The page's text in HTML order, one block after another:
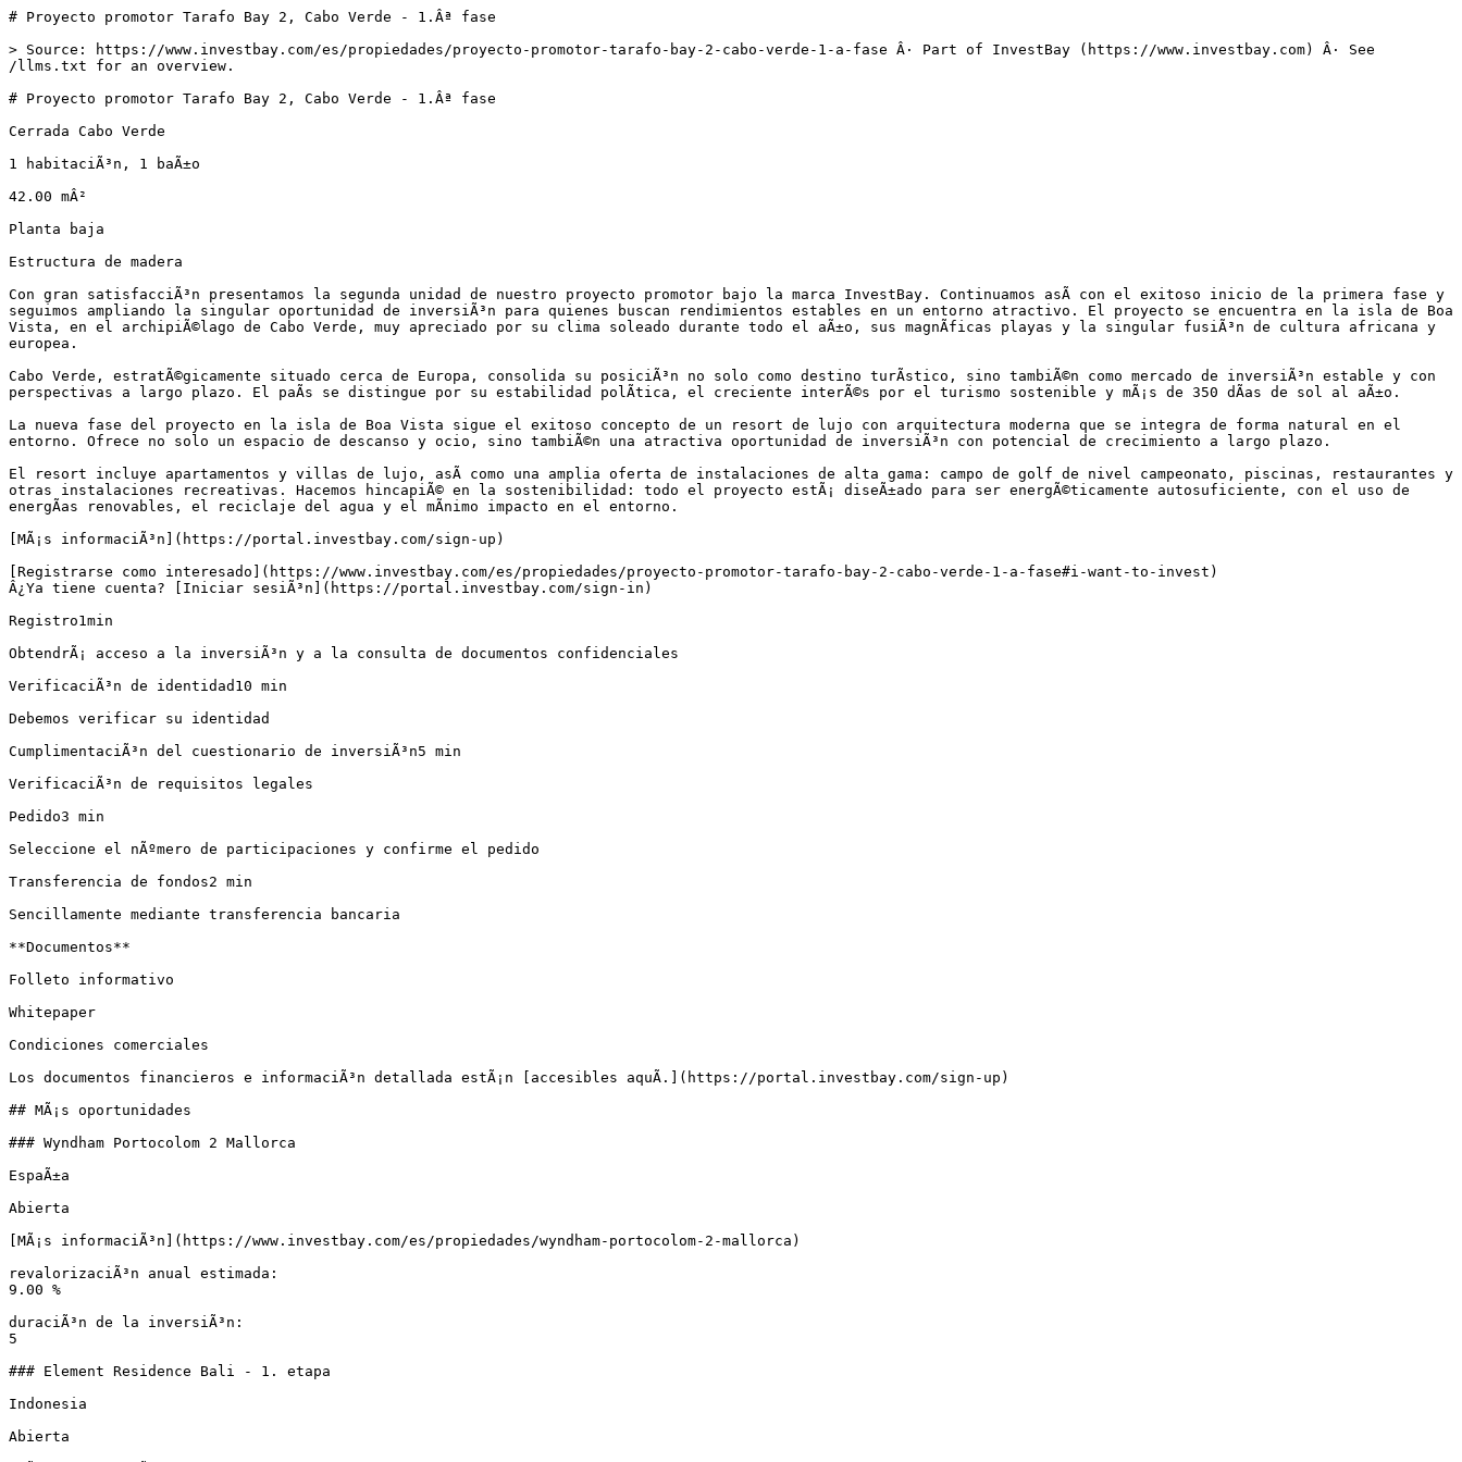
# Proyecto promotor Tarafo Bay 2, Cabo Verde - 1.Âª fase
> Source: https://www.investbay.com/es/propiedades/proyecto-promotor-tarafo-bay-2-cabo-verde-1-a-fase Â· Part of InvestBay (https://www.investbay.com) Â· See
/llms.txt for an overview.
# Proyecto promotor Tarafo Bay 2, Cabo Verde - 1.Âª fase
Cerrada Cabo Verde
1 habitaciÃ³n, 1 baÃ±o
42.00 mÂ²
Planta baja
Estructura de madera
Con gran satisfacciÃ³n presentamos la segunda unidad de nuestro proyecto promotor bajo la marca InvestBay. Continuamos asÃ­ con el exitoso inicio de la primera fase y
seguimos ampliando la singular oportunidad de inversiÃ³n para quienes buscan rendimientos estables en un entorno atractivo. El proyecto se encuentra en la isla de Boa
Vista, en el archipiÃ©lago de Cabo Verde, muy apreciado por su clima soleado durante todo el aÃ±o, sus magnÃ­ficas playas y la singular fusiÃ³n de cultura africana y
europea.
Cabo Verde, estratÃ©gicamente situado cerca de Europa, consolida su posiciÃ³n no solo como destino turÃ­stico, sino tambiÃ©n como mercado de inversiÃ³n estable y con
perspectivas a largo plazo. El paÃ­s se distingue por su estabilidad polÃ­tica, el creciente interÃ©s por el turismo sostenible y mÃ¡s de 350 dÃ­as de sol al aÃ±o.
La nueva fase del proyecto en la isla de Boa Vista sigue el exitoso concepto de un resort de lujo con arquitectura moderna que se integra de forma natural en el
entorno. Ofrece no solo un espacio de descanso y ocio, sino tambiÃ©n una atractiva oportunidad de inversiÃ³n con potencial de crecimiento a largo plazo.
El resort incluye apartamentos y villas de lujo, asÃ­ como una amplia oferta de instalaciones de alta gama: campo de golf de nivel campeonato, piscinas, restaurantes y
otras instalaciones recreativas. Hacemos hincapiÃ© en la sostenibilidad: todo el proyecto estÃ¡ diseÃ±ado para ser energÃ©ticamente autosuficiente, con el uso de
energÃ­as renovables, el reciclaje del agua y el mÃ­nimo impacto en el entorno.
[MÃ¡s informaciÃ³n](https://portal.investbay.com/sign-up)
[Registrarse como interesado](https://www.investbay.com/es/propiedades/proyecto-promotor-tarafo-bay-2-cabo-verde-1-a-fase#i-want-to-invest)
Â¿Ya tiene cuenta? [Iniciar sesiÃ³n](https://portal.investbay.com/sign-in)
Registro1min
ObtendrÃ¡ acceso a la inversiÃ³n y a la consulta de documentos confidenciales
VerificaciÃ³n de identidad10 min
Debemos verificar su identidad
CumplimentaciÃ³n del cuestionario de inversiÃ³n5 min
VerificaciÃ³n de requisitos legales
Pedido3 min
Seleccione el nÃºmero de participaciones y confirme el pedido
Transferencia de fondos2 min
Sencillamente mediante transferencia bancaria
**Documentos**
Folleto informativo
Whitepaper
Condiciones comerciales
Los documentos financieros e informaciÃ³n detallada estÃ¡n [accesibles aquÃ­.](https://portal.investbay.com/sign-up)
## MÃ¡s oportunidades
### Wyndham Portocolom 2 Mallorca
EspaÃ±a
Abierta
[MÃ¡s informaciÃ³n](https://www.investbay.com/es/propiedades/wyndham-portocolom-2-mallorca)
revalorizaciÃ³n anual estimada:
9.00 %
duraciÃ³n de la inversiÃ³n:
5
### Element Residence Bali - 1. etapa
Indonesia
Abierta